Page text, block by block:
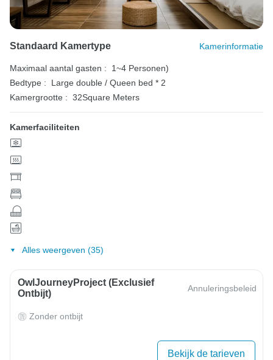
Standaard Kamertype Kamerinformatie
Maximaal aantal gasten :
1~4 Personen)
Bedtype :
Large double / Queen bed * 2
Kamergrootte : 32Square Meters
Kamerfaciliteiten
Alles weergeven (35)
OwlJourneyProject (exclusief
Ontbijt)
Annuleringsbeleid
Zonder ontbijt
Bekijk de tarieven